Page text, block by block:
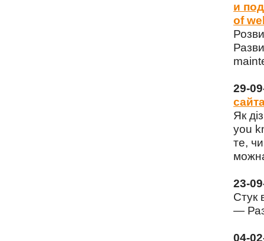
и
of
29-
Як
you
те,
23-
Стук
—
04-